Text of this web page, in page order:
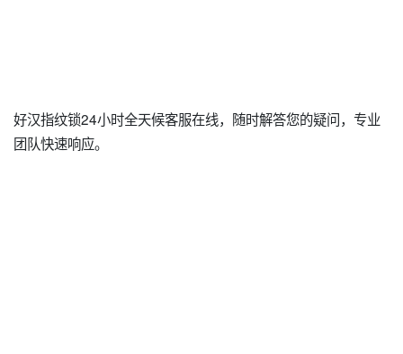
好汉指纹锁24小时全天候客服在线，随时解答您的疑问，专业
团队快速响应。